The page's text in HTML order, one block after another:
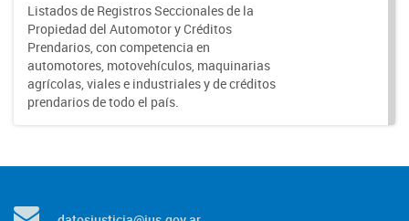
Listados de Registros Seccionales de la
Propiedad del Automotor y Créditos
Prendarios, con competencia en
automotores, motovehículos, maquinarias
agrícolas, viales e industriales y de créditos
prendarios de todo el país.